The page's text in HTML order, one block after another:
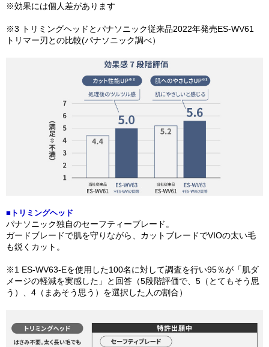
※効果には個人差があります
※3 トリミングヘッドとパナソニック従来品2022年発売ES-WV61
トリマー刃との比較(パナソニック調べ）
■トリミングヘッド
パナソニック独自のセーフティーブレード。
ガードブレードで肌を守りながら、カットブレードでVIOの太い毛
も鋭くカット。
※1 ES-WV63-Eを使用した100名に対して調査を行い95％が「肌ダ
メージの軽減を実感した」と回答（5段階評価で、5（とてもそう思
う）、4（まあそう思う）を選択した人の割合）